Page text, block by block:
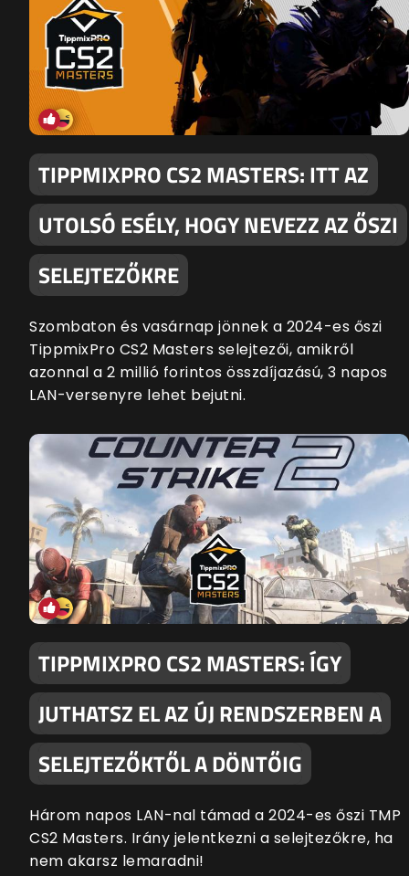
TIPPMIXPRO CS2 MASTERS: ITT AZ
UTOLSÓ ESÉLY, HOGY NEVEZZ AZ ŐSZI
SELEJTEZŐKRE
Szombaton és vasárnap jönnek a 2024-es őszi
TippmixPro CS2 Masters selejtezői, amikről
azonnal a 2 millió forintos összdíjazású, 3 napos
LAN-versenyre lehet bejutni.
TIPPMIXPRO CS2 MASTERS: ÍGY
JUTHATSZ EL AZ ÚJ RENDSZERBEN A
SELEJTEZŐKTŐL A DÖNTŐIG
Három napos LAN-nal támad a 2024-es őszi TMP
CS2 Masters. Irány jelentkezni a selejtezőkre, ha
nem akarsz lemaradni!